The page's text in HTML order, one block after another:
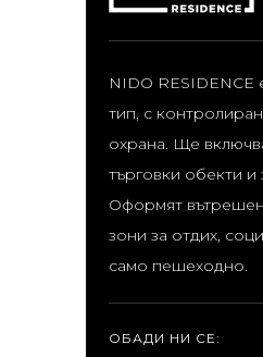
NIDO RESIDENCE
тип, с
охрана. Ще
търговки обекти и
Оформят
зони за отдих,
само пешеходно.
ОБАДИ НИ СЕ: